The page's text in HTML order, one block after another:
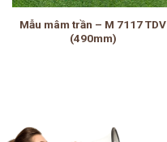
Mẫu mâm trần – M 7117 TDV
(490mm)